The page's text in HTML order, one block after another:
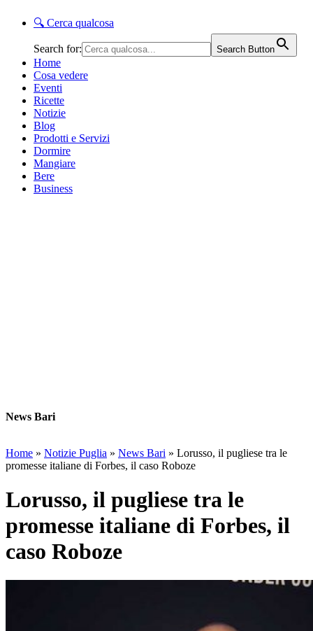
🔍 Cerca qualcosa
Search for: Search Button
Home
Cosa vedere
Eventi
Ricette
Notizie
Blog
Prodotti e Servizi
Dormire
Mangiare
Bere
Business
News Bari
Home » Notizie Puglia » News Bari » Lorusso, il pugliese tra le
promesse italiane di Forbes, il caso Roboze
Lorusso, il pugliese tra le
promesse italiane di Forbes, il
caso Roboze